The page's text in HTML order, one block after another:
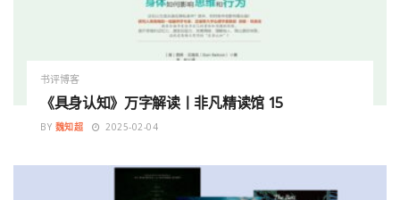
书评博客
《具身认知》万字解读丨非凡精读馆 15
BY 魏知超 2025-02-04